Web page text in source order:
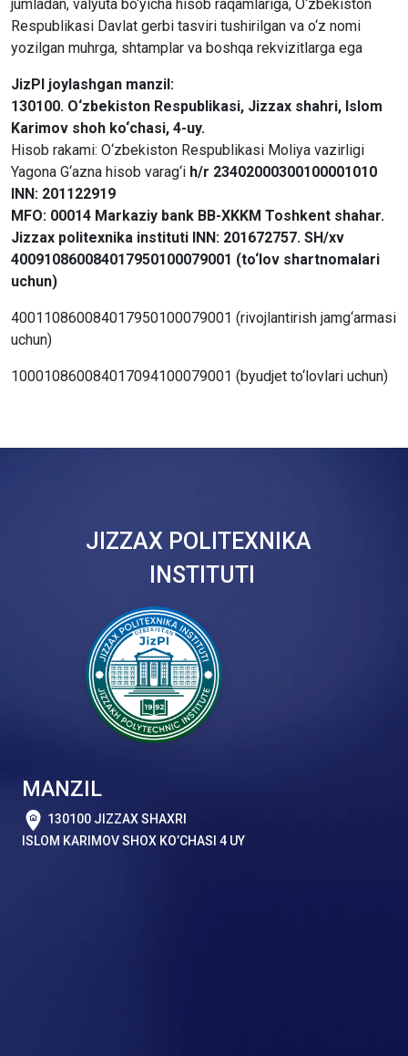
jumladan, valyuta bo‘yicha hisob raqamlariga, O‘zbekiston
Respublikasi Davlat gerbi tasviri tushirilgan va o‘z nomi
yozilgan muhrga, shtamplar va boshqa rekvizitlarga ega
JizPI joylashgan manzil:
130100. O‘zbekiston Respublikasi, Jizzax shahri, Islom
Karimov shoh ko‘chasi, 4-uy.
Hisob rakami: O‘zbekiston Respublikasi Moliya vazirligi
Yagona G‘azna hisob varag‘i h/r 23402000300100001010
INN: 201122919
MFO: 00014 Markaziy bank BB-XKKM Toshkent shahar.
Jizzax politexnika instituti INN: 201672757. SH/xv
400910860084017950100079001 (to‘lov shartnomalari
uchun)
400110860084017950100079001 (rivojlantirish jamg‘armasi
uchun)
100010860084017094100079001 (byudjet to‘lovlari uchun)
JIZZAX POLITEXNIKA
INSTITUTI
MANZIL
130100 JIZZAX SHAXRI
ISLOM KARIMOV SHOX KO’CHASI 4 UY